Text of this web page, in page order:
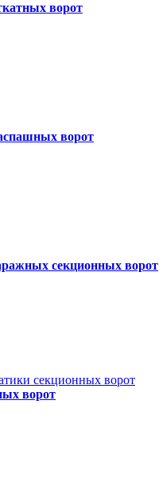
ворот
ворот
секционных ворот
секционных ворот
ворот